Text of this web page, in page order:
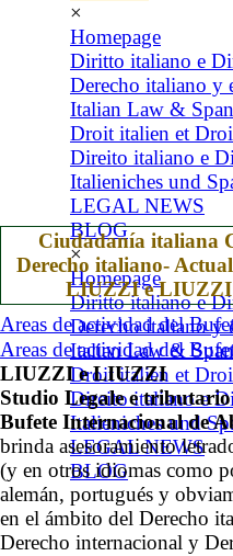
×
Homepage
Diritto italiano e
Derecho italiano y
Italian Law &
Droit italien et
Direito italiano e
Italieniches und
LEGAL NEWS
BLOG
×
Homepage
Diritto italiano e
Derecho italiano y
Italian Law &
Droit italien et
Direito italiano e
Italieniches und
LEGAL NEWS
BLOG
Ciudadanía italiana
Derecho italiano-
LIUZZI e LIUZZI
Areas de actividad del
Areas de actividad del
LIUZZI e LIUZZI
Studio Legale e
Bufete Internacional de
brinda asesoramiento
(y en otros idiomas como
alemán, portugués y
en el ámbito del Derecho
Derecho internacional y